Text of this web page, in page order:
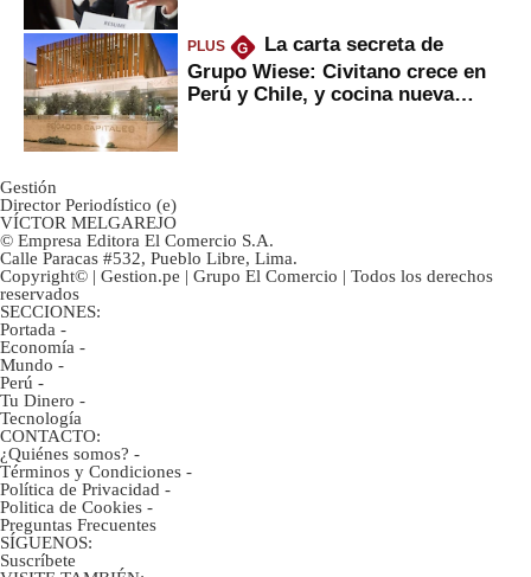
PLUS G
La carta secreta de
Grupo Wiese: Civitano crece en
Perú y Chile, y cocina nueva
Gestión
Director Periodístico (e)
VÍCTOR MELGAREJO
© Empresa Editora El Comercio S.A.
Calle Paracas #532, Pueblo Libre, Lima.
Copyright© | Gestion.pe | Grupo El Comercio | Todos los derechos
reservados
SECCIONES:
Portada -
Economía -
Mundo -
Perú -
Tu Dinero -
Tecnología
CONTACTO:
¿Quiénes somos? -
Términos y Condiciones -
Política de Privacidad -
Politica de Cookies -
Preguntas Frecuentes
SÍGUENOS:
Suscríbete